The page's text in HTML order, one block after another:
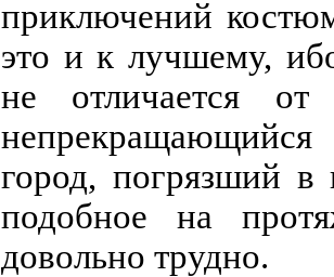
приключений
это и к лучшему,
не отличается
город, погрязший в
подобное на
довольно трудно.